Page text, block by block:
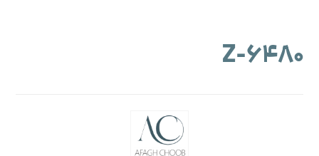
۶۴۸۰-Z